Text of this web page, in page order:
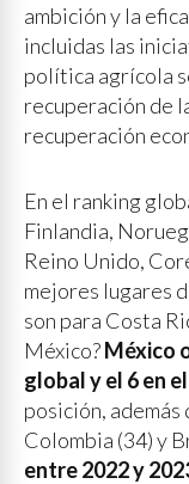
ambición y la
incluidas las
política agrícola
recuperación de
recuperación
En el ranking
Finlandia,
Reino Unido,
mejores lugares
son para Costa
México?México
global y el 6 en
posición, además
Colombia (34) y
entre 2022 y